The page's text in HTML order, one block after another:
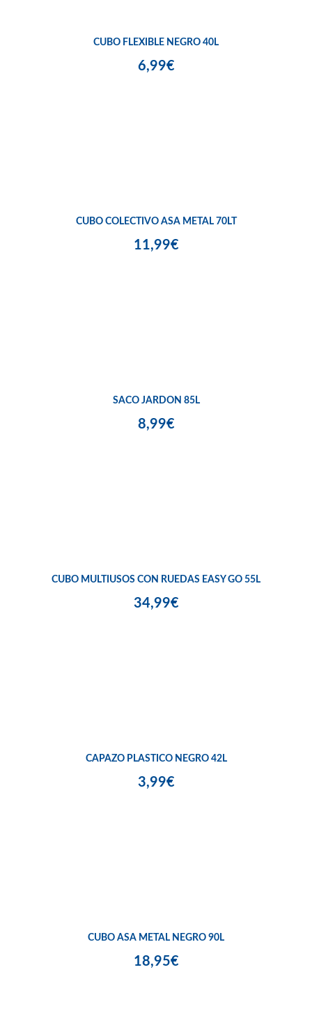
CUBO FLEXIBLE NEGRO 40L
6,99€
CUBO COLECTIVO ASA METAL 70LT
11,99€
SACO JARDON 85L
8,99€
CUBO MULTIUSOS CON RUEDAS EASY GO 55L
34,99€
CAPAZO PLASTICO NEGRO 42L
3,99€
CUBO ASA METAL NEGRO 90L
18,95€